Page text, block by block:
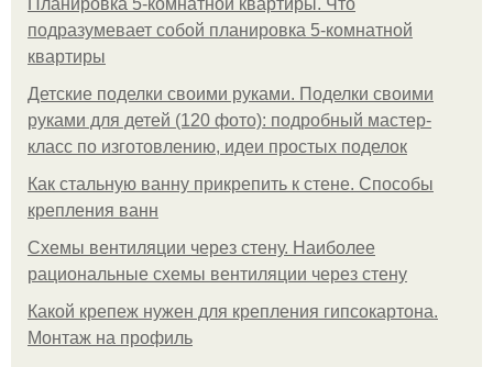
Планировка 5-комнатной квартиры. Что
подразумевает собой планировка 5-комнатной
квартиры
Детские поделки своими руками. Поделки своими
руками для детей (120 фото): подробный мастер-
класс по изготовлению, идеи простых поделок
Как стальную ванну прикрепить к стене. Способы
крепления ванн
Схемы вентиляции через стену. Наиболее
рациональные схемы вентиляции через стену
Какой крепеж нужен для крепления гипсокартона.
Монтаж на профиль